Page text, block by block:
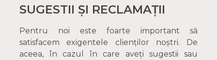
SUGESTII ȘI RECLAMAȚII
Pentru noi este foarte important să
satisfacem exigentele clienților noștri. De
aceea, în cazul în care aveți sugestii sau